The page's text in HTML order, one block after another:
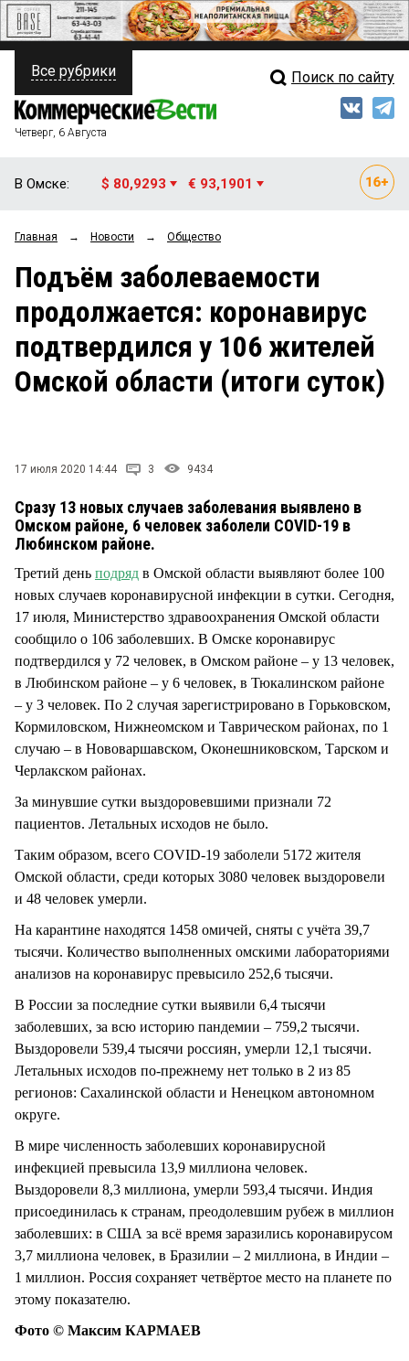
ПОЛИТИКА
ФИНАНСЫ
ОБЩЕСТВО
ЗАКОН
НОВОСТИ КОМПАНИЙ
ПРОИСШЕСТВИЯ
Свежий выпуск
Рейтинги
Блоги
Архив
Все рубрики Поиск по сайту
Четверг, 6 Августа
В Омске: $ 80,9293 € 93,1901
Главная → Новости → Общество
Подъём заболеваемости
продолжается: коронавирус
подтвердился у 106 жителей
Омской области (итоги суток)
17 июля 2020 14:44 3 9434
Сразу 13 новых случаев заболевания выявлено в
Омском районе, 6 человек заболели COVID-19 в
Любинском районе.
Третий день подряд в Омской области выявляют более 100
новых случаев коронавирусной инфекции в сутки. Сегодня,
17 июля, Министерство здравоохранения Омской области
сообщило о 106 заболевших. В Омске коронавирус
подтвердился у 72 человек, в Омском районе – у 13 человек,
в Любинском районе – у 6 человек, в Тюкалинском районе
– у 3 человек. По 2 случая зарегистрировано в Горьковском,
Кормиловском, Нижнеомском и Таврическом районах, по 1
случаю – в Нововаршавском, Оконешниковском, Тарском и
Черлакском районах.
За минувшие сутки выздоровевшими признали 72
пациентов. Летальных исходов не было.
Таким образом, всего COVID-19 заболели 5172 жителя
Омской области, среди которых 3080 человек выздоровели
и 48 человек умерли.
На карантине находятся 1458 омичей, сняты с учёта 39,7
тысячи. Количество выполненных омскими лабораториями
анализов на коронавирус превысило 252,6 тысячи.
В России за последние сутки выявили 6,4 тысячи
заболевших, за всю историю пандемии – 759,2 тысячи.
Выздоровели 539,4 тысячи россиян, умерли 12,1 тысячи.
Летальных исходов по-прежнему нет только в 2 из 85
регионов: Сахалинской области и Ненецком автономном
округе.
В мире численность заболевших коронавирусной
инфекцией превысила 13,9 миллиона человек.
Выздоровели 8,3 миллиона, умерли 593,4 тысячи. Индия
присоединилась к странам, преодолевшим рубеж в миллион
заболевших: в США за всё время заразились коронавирусом
3,7 миллиона человек, в Бразилии – 2 миллиона, в Индии –
1 миллион. Россия сохраняет четвёртое место на планете по
этому показателю.
Фото © Максим КАРМАЕВ